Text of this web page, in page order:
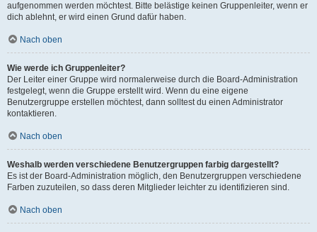
aufgenommen werden möchtest. Bitte belästige keinen Gruppenleiter, wenn er
dich ablehnt, er wird einen Grund dafür haben.
Nach oben
Wie werde ich Gruppenleiter?
Der Leiter einer Gruppe wird normalerweise durch die Board-Administration
festgelegt, wenn die Gruppe erstellt wird. Wenn du eine eigene
Benutzergruppe erstellen möchtest, dann solltest du einen Administrator
kontaktieren.
Nach oben
Weshalb werden verschiedene Benutzergruppen farbig dargestellt?
Es ist der Board-Administration möglich, den Benutzergruppen verschiedene
Farben zuzuteilen, so dass deren Mitglieder leichter zu identifizieren sind.
Nach oben